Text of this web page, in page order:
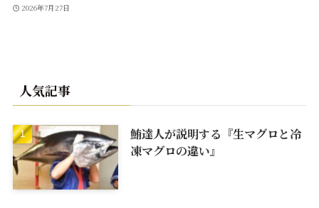
2026年7月27日
人気記事
鮪達人が説明する『生マグロと冷
凍マグロの違い』